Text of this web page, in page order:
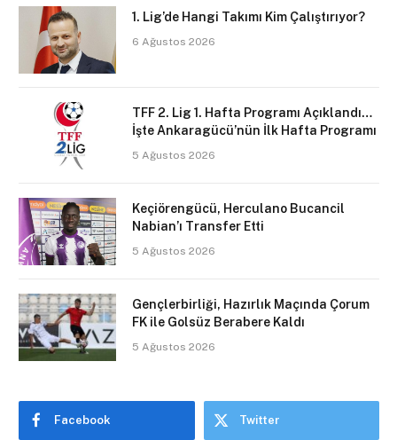
1. Lig’de Hangi Takımı Kim Çalıştırıyor?
6 Ağustos 2026
TFF 2. Lig 1. Hafta Programı Açıklandı…
İşte Ankaragücü’nün İlk Hafta Programı
5 Ağustos 2026
Keçiörengücü, Herculano Bucancil
Nabian’ı Transfer Etti
5 Ağustos 2026
Gençlerbirliği, Hazırlık Maçında Çorum
FK ile Golsüz Berabere Kaldı
5 Ağustos 2026
Facebook Twitter